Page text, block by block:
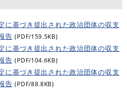
に基づき提出された政治団体の収支
告 (PDF/159.5KB)
に基づき提出された政治団体の収支
告 (PDF/104.6KB)
に基づき提出された政治団体の収支
告 (PDF/88.8KB)